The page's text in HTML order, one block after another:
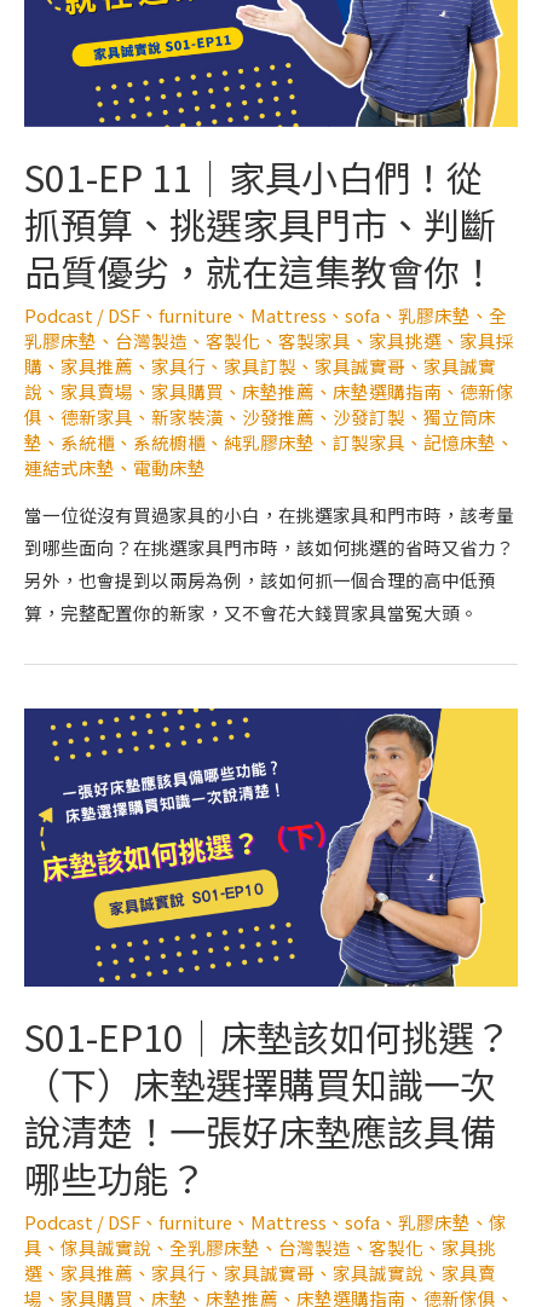
S01-EP 11｜家具小白們！從
抓預算、挑選家具門市、判斷
品質優劣，就在這集教會你！
Podcast/DSF 、 furniture 、 Mattress 、 sofa 、 乳膠床墊 、 全
乳膠床墊 、 台灣製造 、 客製化 、 客製家具 、 家具挑選 、 家具採
購 、 家具推薦 、 家具行 、 家具訂製 、 家具誠實哥 、 家具誠實
說 、 家具賣場 、 家具購買 、 床墊推薦 、 床墊選購指南 、 德新傢
俱 、 德新家具 、 新家裝潢 、 沙發推薦 、 沙發訂製 、 獨立筒床
墊 、 系統櫃 、 系統櫥櫃 、 純乳膠床墊 、 訂製家具 、 記憶床墊 、
連結式床墊 、 電動床墊
當一位從沒有買過家具的小白，在挑選家具和門市時，該考量
到哪些面向？在挑選家具門市時，該如何挑選的省時又省力？
另外，也會提到以兩房為例，該如何抓一個合理的高中低預
算，完整配置你的新家，又不會花大錢買家具當冤大頭。
S01-EP10｜床墊該如何挑選？
（下）床墊選擇購買知識一次
說清楚！一張好床墊應該具備
哪些功能？
Podcast/DSF 、 furniture 、 Mattress 、 sofa 、 乳膠床墊 、 傢
具 、 傢具誠實說 、 全乳膠床墊 、 台灣製造 、 客製化 、 家具挑
選 、 家具推薦 、 家具行 、 家具誠實哥 、 家具誠實說 、 家具賣
場 、 家具購買 、 床墊 、 床墊推薦 、 床墊選購指南 、 德新傢俱 、